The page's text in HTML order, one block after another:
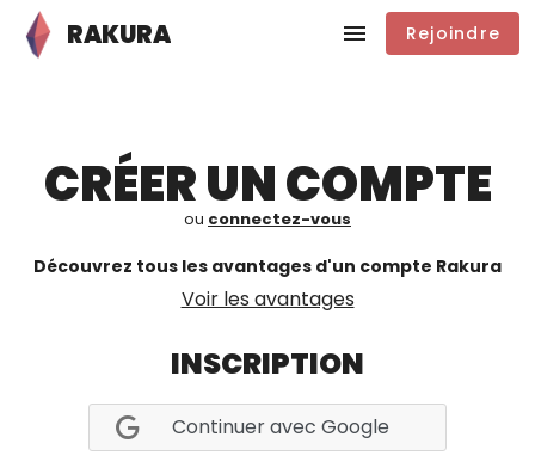
RAKURA Rejoindre
CRÉER UN COMPTE
ou connectez-vous
Découvrez tous les avantages d'un compte Rakura
Voir les avantages
INSCRIPTION
Continuer avec Google